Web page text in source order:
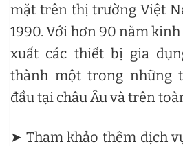
mặt trên thị trường Việt
1990. Với hơn 90 năm
xuất các thiết bị gia
thành một trong những
đầu tại châu Âu và trên
➤ Tham khảo thêm dịch